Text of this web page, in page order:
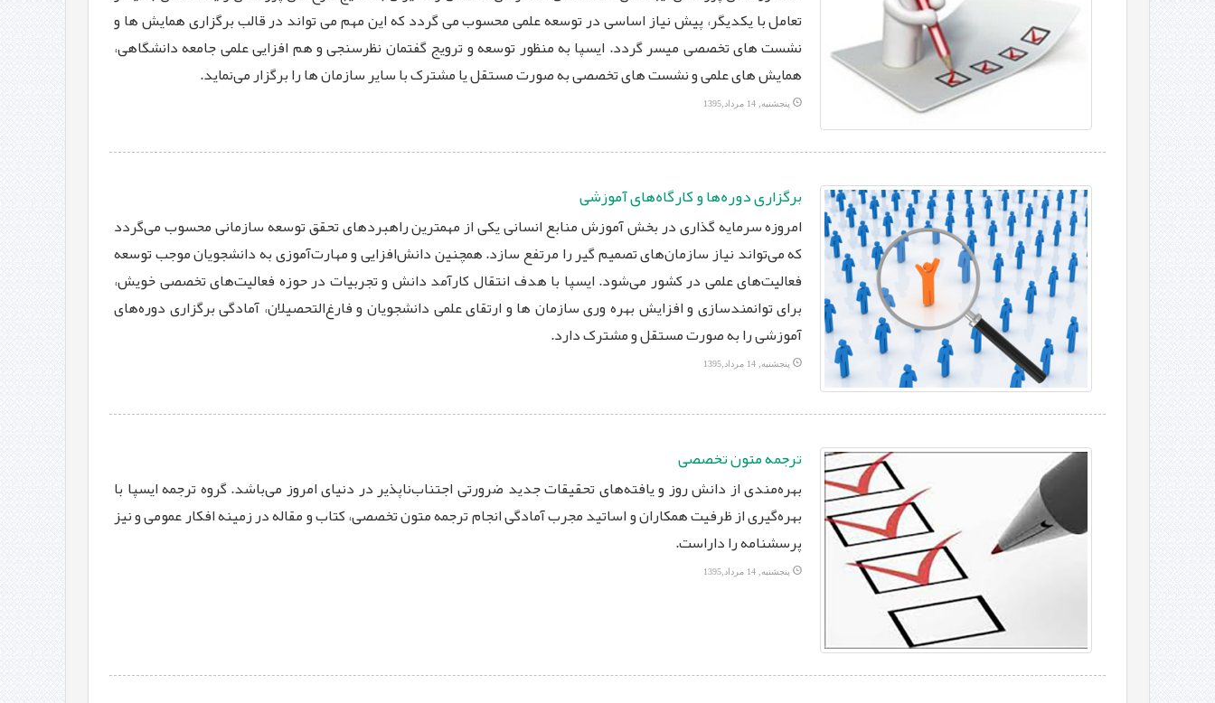
تعامل با یکدیگر، پیش نیاز اساسی در توسعه علمی محسوب می گردد که این مهم می تواند در قالب برگزاری همایش ها و
نشست های تخصصی میسر گردد. ایسپا به منظور توسعه و ترویج گفتمان نظرسنجی و هم افزایی علمی جامعه دانشگاهی،
همایش های علمی و نشست های تخصصی به صورت مستقل یا مشترک با سایر سازمان ها را برگزار می‌نماید.
پنجشنبه, 14 مرداد,1395
برگزاری دوره‌ها و کارگاه‌های آموزشی
امروزه سرمایه گذاری در بخش آموزش منابع انسانی یکی از مهمترین راهبردهای تحقق توسعه سازمانی محسوب می‌گردد
که می‌تواند نیاز سازمان‌های تصمیم گیر را مرتفع سازد. همچنین دانش‌افزایی و مهارت‌آموزی به دانشجویان موجب توسعه
فعالیت‌های علمی در کشور می‌شود. ایسپا با هدف انتقال کارآمد دانش و تجربیات در حوزه فعالیت‌های تخصصی خویش،
برای توانمندسازی و افزایش بهره وری سازمان ها و ارتقای علمی دانشجویان و فارغ‌التحصيلان، آمادگی برگزاری دوره‌های
آموزشی را به صورت مستقل و مشترک دارد.
پنجشنبه, 14 مرداد,1395
ترجمه متون تخصصی
بهره‌مندی از دانش روز و یافته‌های تحقیقات جدید ضرورتی اجتناب‌ناپذیر در دنیای امروز می‌باشد. گروه ترجمه ایسپا با
بهره‌گیری از ظرفیت همکاران و اساتید مجرب‌ آمادگی انجام ترجمه متون تخصصی، کتاب و مقاله در زمینه افکار عمومی و نیز
پرسشنامه را داراست.
پنجشنبه, 14 مرداد,1395